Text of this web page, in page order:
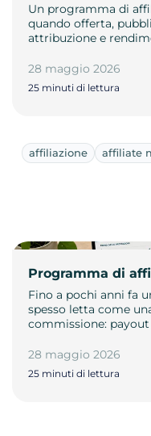
Un programma di
quando offerta,
attribuzione e
28 maggio 2026
25 minuti di lettura
affiliazione affiliate
Programma di
Fino a pochi anni fa
spesso letta come
commissione:
28 maggio 2026
25 minuti di lettura